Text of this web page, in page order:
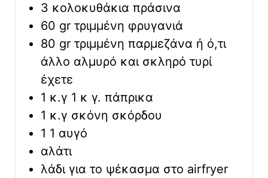
3 κολοκυθάκια πράσινα
60 gr τριμμένη φρυγανιά
80 gr τριμμένη παρμεζάνα ή ό,τι
άλλο αλμυρό και σκληρό τυρί
έχετε
1 κ.γ 1 κ γ. πάπρικα
1 κ.γ σκόνη σκόρδου
1 1 αυγό
αλάτι
λάδι για το ψέκασμα στο airfryer